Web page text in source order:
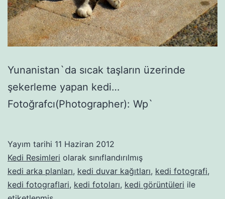
Yunanistan`da sıcak taşların üzerinde
şekerleme yapan kedi…
Fotoğrafcı(Photographer): Wp`
Yayım tarihi 11 Haziran 2012
Kedi Resimleri olarak sınıflandırılmış
kedi arka planları, kedi duvar kağıtları, kedi fotografi,
kedi fotograflari, kedi fotoları, kedi görüntüleri ile